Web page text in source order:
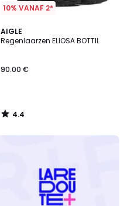
10% VANAF 2*
AIGLE
Regenlaarzen ELIOSA BOTTIL
90.00 €
4.4
/ 5
4.4
/